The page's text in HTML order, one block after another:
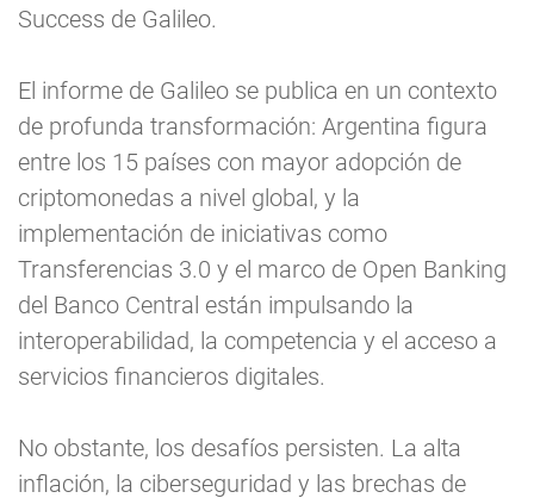
Success de Galileo.
El informe de Galileo se publica en un contexto
de profunda transformación: Argentina figura
entre los 15 países con mayor adopción de
criptomonedas a nivel global, y la
implementación de iniciativas como
Transferencias 3.0 y el marco de Open Banking
del Banco Central están impulsando la
interoperabilidad, la competencia y el acceso a
servicios financieros digitales.
No obstante, los desafíos persisten. La alta
inflación, la ciberseguridad y las brechas de